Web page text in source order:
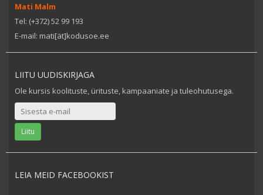
Mati Malm
Tel: (+372) 52 99 193
E-mail: mati[ät]kodusoe.ee
LIITU UUDISKIRJAGA
Ole kursis koolituste, ürituste, kampaaniate ja tuleohutusega.
LEIA MEID FACEBOOKIST